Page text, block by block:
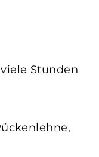
Stunden